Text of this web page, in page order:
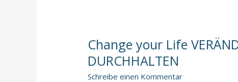
Change your Life
DURCHHALTEN
Schreibe einen Kommentar